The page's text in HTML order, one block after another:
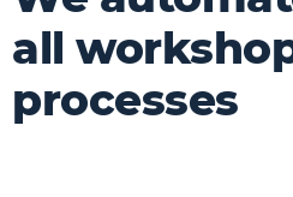
all
processes